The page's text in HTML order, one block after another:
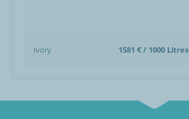
Ivory 1581 € / 1000 Litres